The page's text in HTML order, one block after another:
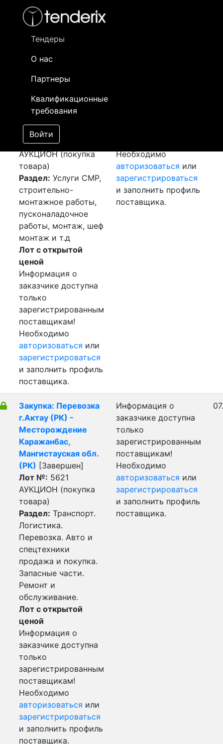
Тендеры
О нас
Партнеры
Квалификационные
требования
Войти
- активный лот
- сохраненный лот (не опубликован)
Закуп:
Асфальтирование и
благоустройство
[Завершен]
Лот №:5622
АУКЦИОН (покупка
товара)
Раздел: Услуги СМР,
строительно-
монтажное работы,
пусконаладочное
работы, монтаж, шеф
монтаж и т.д
Лот с открытой
ценой
Информация о
заказчике доступна
только
зарегистрированным
поставщикам!
Необходимо
авторизоваться или
зарегистрироваться
и заполнить профиль
поставщика.
Необходимо
авторизоваться или
зарегистрироваться
и заполнить профиль
поставщика.
Закупка: Перевозка
г.Актау (РК) -
Месторождение
Каражанбас,
Мангистауская обл.
(РК) [Завершен]
Лот №: 5621
АУКЦИОН (покупка
товара)
Раздел: Транспорт.
Логистика.
Перевозка. Авто и
спецтехники
продажа и покупка.
Запасные части.
Ремонт и
обслуживание.
Лот с открытой
ценой
Информация о
заказчике доступна
только
зарегистрированным
поставщикам!
Необходимо
авторизоваться или
зарегистрироваться
и заполнить профиль
поставщика.
Информация о
заказчике доступна
только
зарегистрированным
поставщикам!
Необходимо
авторизоваться или
зарегистрироваться
и заполнить профиль
поставщика.